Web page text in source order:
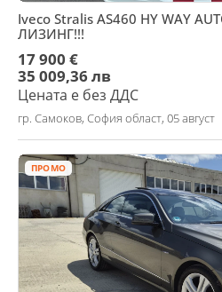
Iveco Stralis AS460 HY WAY
ЛИЗИНГ!!!
17 900 €
35 009,36 лв
Цената е без ДДС
гр. Самоков, София област, 05 август
ПРОМО